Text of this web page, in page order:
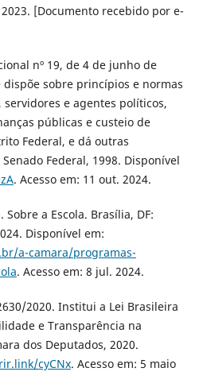
2023. [Documento recebido por e-
nº 19, de 4 de junho de
sobre princípios e normas
e agentes políticos,
públicas e custeio de
Federal, e dá outras
Federal, 1998. Disponível
. Acesso em: 11 out. 2024.
Sobre a Escola. Brasília, DF:
Disponível em:
a-camara/programas-
. Acesso em: 8 jul. 2024.
2020. Institui a Lei Brasileira
e Transparência na
dos Deputados, 2020.
cyCNx. Acesso em: 5 maio